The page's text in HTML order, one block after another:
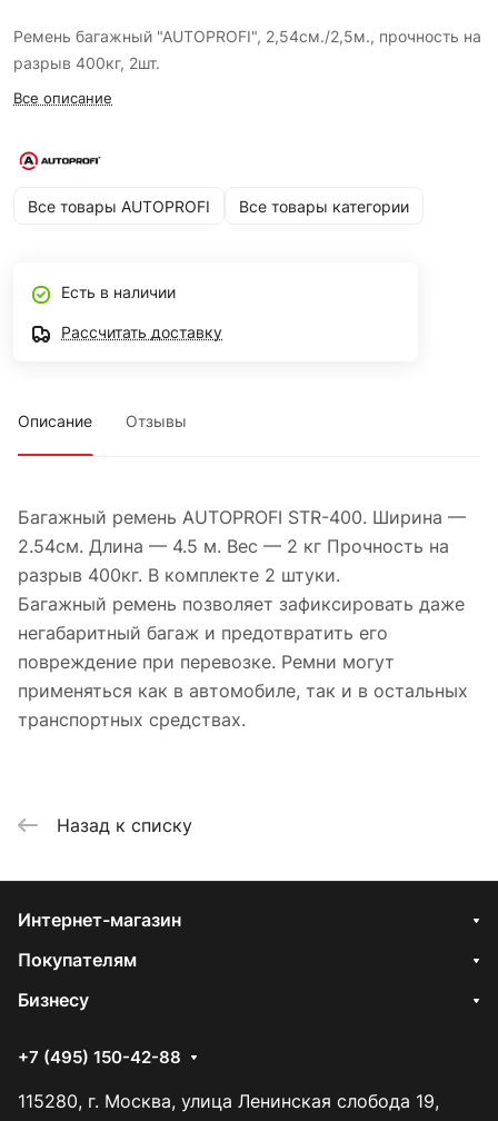
Ремень багажный "AUTOPROFI", 2,54см./2,5м., прочность на
разрыв 400кг, 2шт.
Все описание
Все товары AUTOPROFI Все товары категории
Есть в наличии
Рассчитать доставку
Описание Отзывы
Багажный ремень AUTOPROFI STR-400. Ширина —
2.54см. Длина — 4.5 м. Вес — 2 кг Прочность на
разрыв 400кг. В комплекте 2 штуки.
Багажный ремень позволяет зафиксировать даже
негабаритный багаж и предотвратить его
повреждение при перевозке. Ремни могут
применяться как в автомобиле, так и в остальных
транспортных средствах.
Назад к списку
Интернет-магазин
Покупателям
Бизнесу
+7 (495) 150-42-88
115280, г. Москва, улица Ленинская слобода 19,